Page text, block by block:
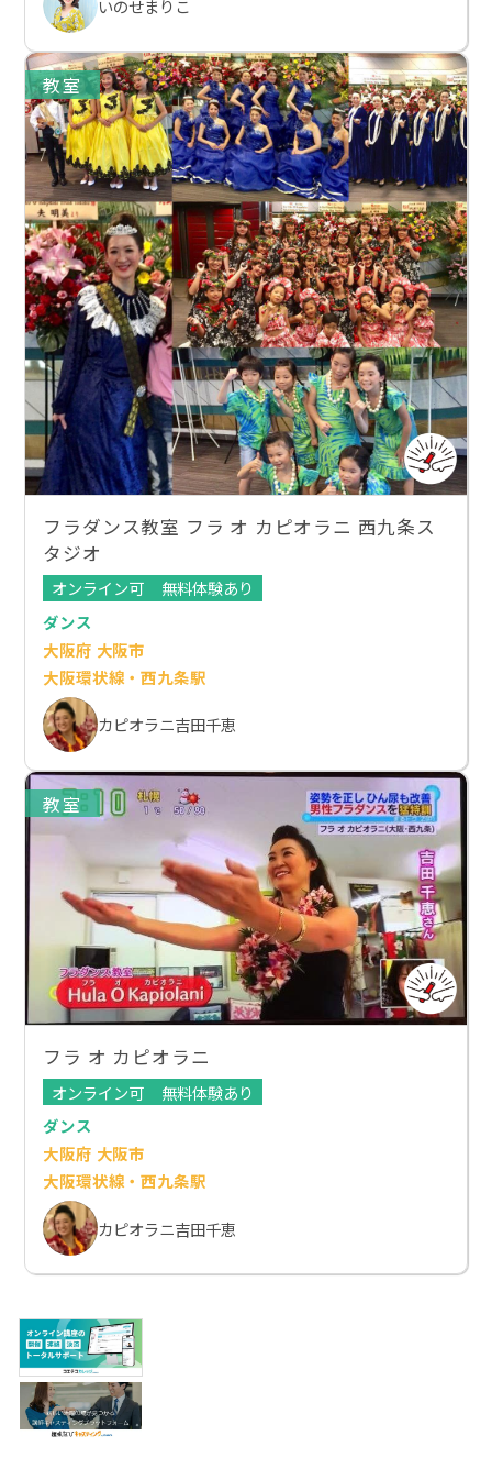
いのせまりこ
教室
フラダンス教室 フラ オ カピオラニ 西九条ス
タジオ
オンライン可
無料体験あり
ダンス
大阪府 大阪市
大阪環状線・西九条駅
カピオラニ吉田千恵
教室
フラ オ カピオラニ
オンライン可
無料体験あり
ダンス
大阪府 大阪市
大阪環状線・西九条駅
カピオラニ吉田千恵